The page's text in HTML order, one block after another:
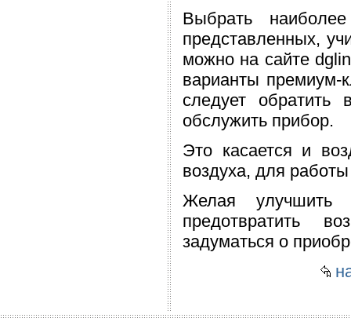
Выбрать
представленных,
можно на сайте
варианты премиум-
следует
обслужить прибор.
Это касается и
воздуха, для
Желая улучшить
предотвратить
задуматься о